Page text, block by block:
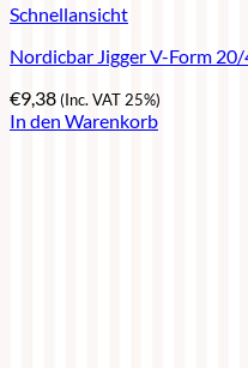
Schnellansicht
Nordicbar Jigger V-Form
€9,38(Inc. VAT 25%)
In den Warenkorb